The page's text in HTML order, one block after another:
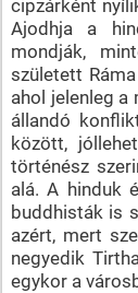
cipzárként
Ajodhja a
mondják,
született
ahol jelenleg a
állandó
között,
történész
alá. A hinduk
buddhisták is
azért, mert
negyedik
egykor a